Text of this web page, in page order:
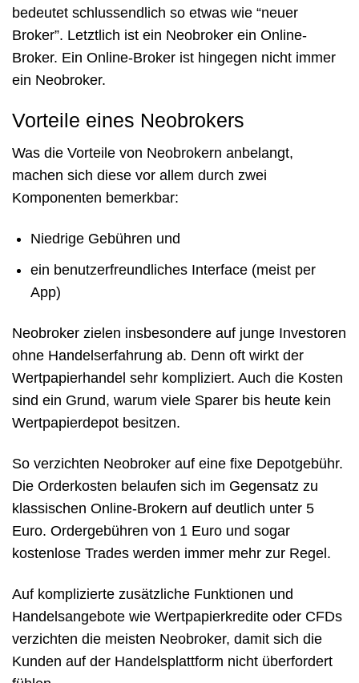
bedeutet schlussendlich so etwas wie “neuer
Broker”. Letztlich ist ein Neobroker ein Online-
Broker. Ein Online-Broker ist hingegen nicht immer
ein Neobroker.
Vorteile eines Neobrokers
Was die Vorteile von Neobrokern anbelangt,
machen sich diese vor allem durch zwei
Komponenten bemerkbar:
Niedrige Gebühren und
ein benutzerfreundliches Interface (meist per
App)
Neobroker zielen insbesondere auf junge Investoren
ohne Handelserfahrung ab. Denn oft wirkt der
Wertpapierhandel sehr kompliziert. Auch die Kosten
sind ein Grund, warum viele Sparer bis heute kein
Wertpapierdepot besitzen.
So verzichten Neobroker auf eine fixe Depotgebühr.
Die Orderkosten belaufen sich im Gegensatz zu
klassischen Online-Brokern auf deutlich unter 5
Euro. Ordergebühren von 1 Euro und sogar
kostenlose Trades werden immer mehr zur Regel.
Auf komplizierte zusätzliche Funktionen und
Handelsangebote wie Wertpapierkredite oder CFDs
verzichten die meisten Neobroker, damit sich die
Kunden auf der Handelsplattform nicht überfordert